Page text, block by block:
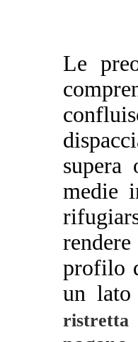
Le
medie
profilo
un lato
ristretta